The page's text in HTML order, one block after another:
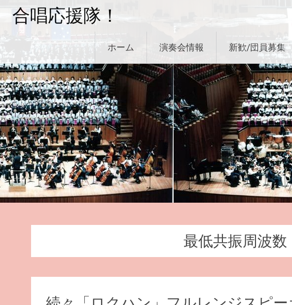
ン
ツ
へ
ス
キ
ッ
プ
合唱応援隊！
ホーム 演奏会情報 新歓/団員募集
最低共振周波数